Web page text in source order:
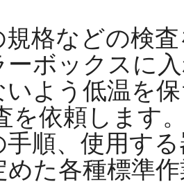
規格などの検
ーボックスに
いよう低温を
を依頼します
手順、使用す
めた各種標準